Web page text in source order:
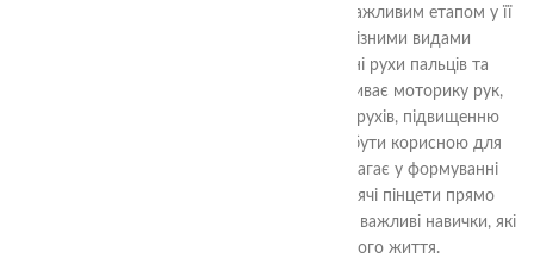
захоплення та тримання предметів, що є важливим етапом у її
фізичному розвитку. Вони оснащені різними видами
захоплення, що дозволяє розвивати різні рухи пальців та
долоньки.Ця навчальна гра не лише розвиває моторику рук,
але і сприяє удосконаленню координації рухів, підвищенню
уваги та концентрації. Вона також може бути корисною для
дітей, які вчаться писати, оскільки допомагає у формуванні
правильного хвату олівця.Замовте ці дитячі пінцети прямо
зараз і допоможіть вашій дитині розвивати важливі навички, які
стануть їй в пригоді протягом усього життя.